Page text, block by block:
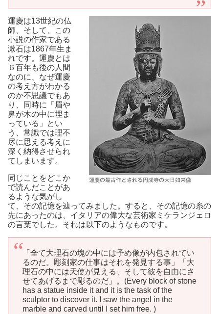
運慶は13世紀の仏
師、そして、この
小説の作家である
漱石は1867年生ま
れです。運慶とは
６百年も後の人間
なのに、なぜ運慶
の考え方がわかる
のか不思議でもあ
り、同時に「眉や
鼻が木の中に埋ま
っている」とい
う、常識では理不
尽に思える考えに
深く納得させられ
てしまいます。
同じことをどこか
で読んだことがあ
るような気がし
て、その記憶を辿ってみました。すると、その記憶の糸の
先にあったのは、イタリアの偉大な芸術家ミケランジェロ
の言葉でした。それは以下のようなものです。
「全て大理石の塊の中には予め像が内包されてい
るのだ。彫刻家の仕事はそれを発見する事」「大
理石の中には天使が見える、そして彼を自由にさ
せてあげるまで彫るのだ」。(Every block of stone
has a statue inside it and it is the task of the
sculptor to discover it. I saw the angel in the
marble and carved until I set him free. )